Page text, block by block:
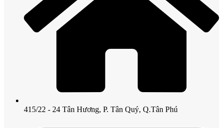
415/22 - 24 Tân Hương, P. Tân Quý, Q.Tân Phú